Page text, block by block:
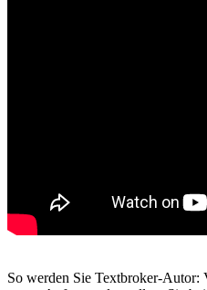
So werden Sie Textbroker-Autor: